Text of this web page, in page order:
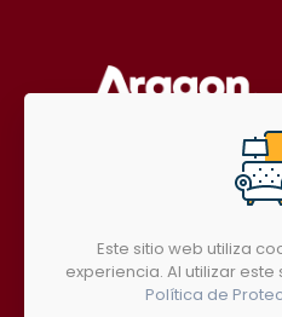
SÍGUENOS EN
Este sitio web utiliza
experiencia. Al utilizar
Política de